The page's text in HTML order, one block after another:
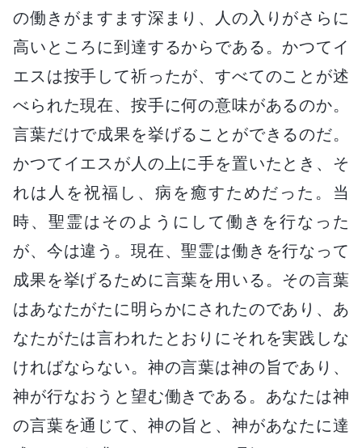
の働きがますます深まり、人の入りがさらに
高いところに到達するからである。かつてイ
エスは按手して祈ったが、すべてのことが述
べられた現在、按手に何の意味があるのか。
言葉だけで成果を挙げることができるのだ。
かつてイエスが人の上に手を置いたとき、そ
れは人を祝福し、病を癒すためだった。当
時、聖霊はそのようにして働きを行なった
が、今は違う。現在、聖霊は働きを行なって
成果を挙げるために言葉を用いる。その言葉
はあなたがたに明らかにされたのであり、あ
なたがたは言われたとおりにそれを実践しな
ければならない。神の言葉は神の旨であり、
神が行なおうと望む働きである。あなたは神
の言葉を通じて、神の旨と、神があなたに達